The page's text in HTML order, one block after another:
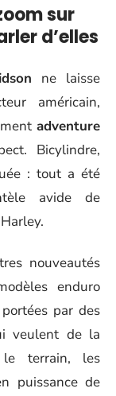
sur
d’elles
ne laisse
américain,
adventure
Bicylindre,
: tout a été
avide de
nouveautés
enduro
par des
veulent de la
terrain, les
puissance de